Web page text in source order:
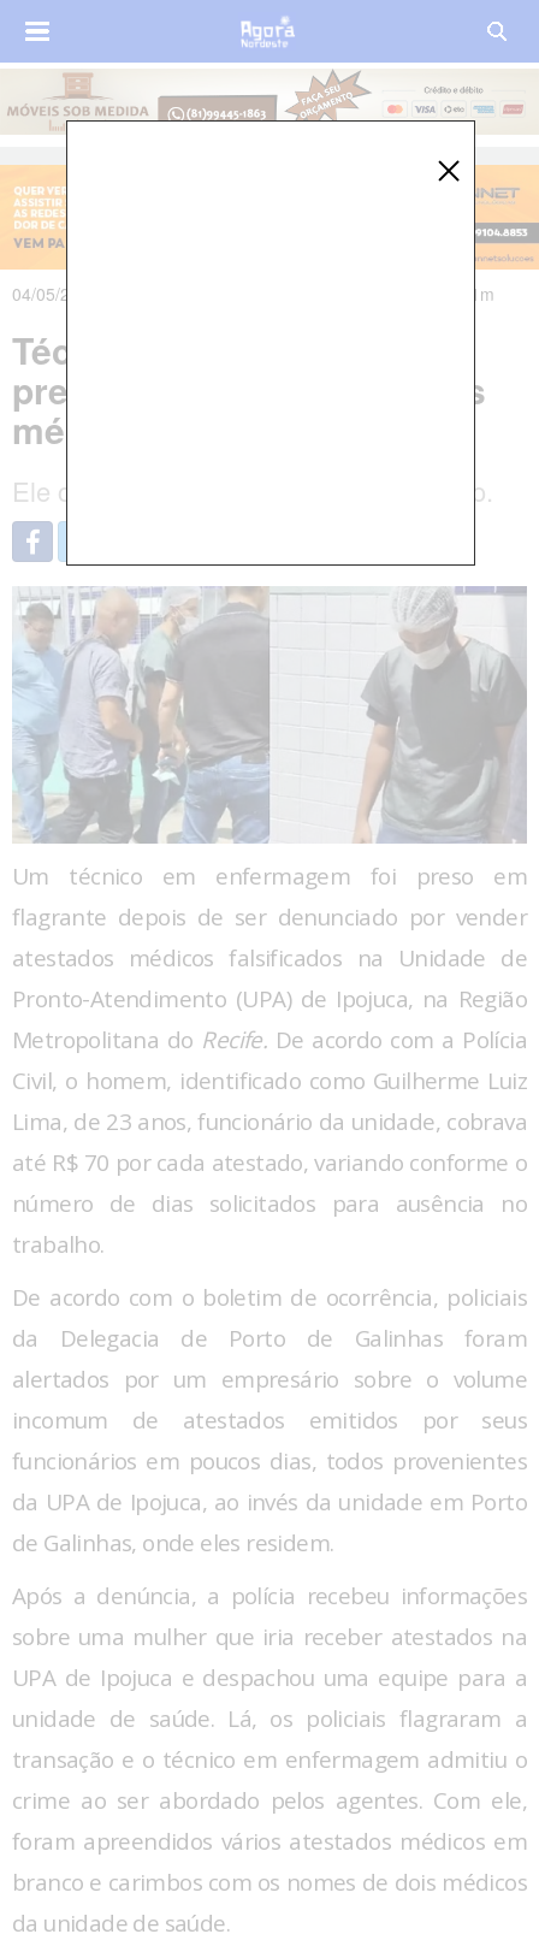
04/05/2024 às 00h46m - Atualizado em 05/05/2024 às 19h21m
Técnico em enfermagem é
preso por vender atestados
médicos falsos em Ipojuca
Ele cobrava até R$ 70 por cada atestado.
Um técnico em enfermagem foi preso em
flagrante depois de ser denunciado por vender
atestados médicos falsificados na Unidade de
Pronto-Atendimento (UPA) de Ipojuca, na Região
Metropolitana do Recife. De acordo com a Polícia
Civil, o homem, identificado como Guilherme Luiz
Lima, de 23 anos, funcionário da unidade, cobrava
até R$ 70 por cada atestado, variando conforme o
número de dias solicitados para ausência no
trabalho.
De acordo com o boletim de ocorrência, policiais
da Delegacia de Porto de Galinhas foram
alertados por um empresário sobre o volume
incomum de atestados emitidos por seus
funcionários em poucos dias, todos provenientes
da UPA de Ipojuca, ao invés da unidade em Porto
de Galinhas, onde eles residem.
Após a denúncia, a polícia recebeu informações
sobre uma mulher que iria receber atestados na
UPA de Ipojuca e despachou uma equipe para a
unidade de saúde. Lá, os policiais flagraram a
transação e o técnico em enfermagem admitiu o
crime ao ser abordado pelos agentes. Com ele,
foram apreendidos vários atestados médicos em
branco e carimbos com os nomes de dois médicos
da unidade de saúde.